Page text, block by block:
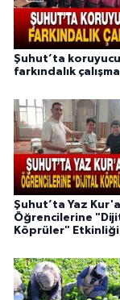
Şuhut’ta
farkındalık
Şuhut’ta Yaz
Öğrencilerine
Köprüler" Etkinliği